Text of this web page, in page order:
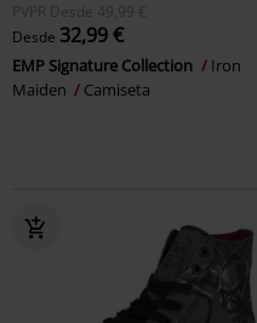
PVPR
Desde 49,99 €
Desde 32,99 €
EMP Signature Collection
Iron
Maiden
Camiseta